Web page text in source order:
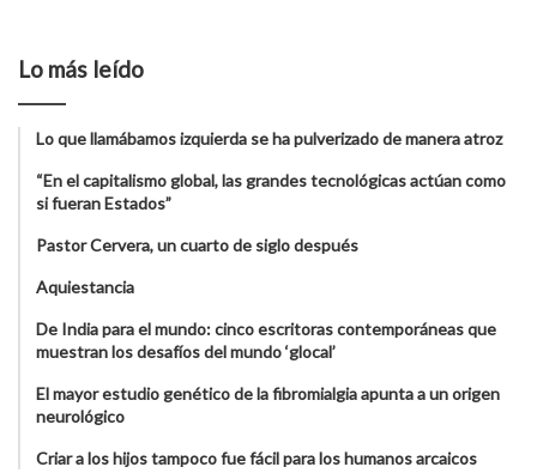
Lo más leído
Lo que llamábamos izquierda se ha pulverizado de manera atroz
“En el capitalismo global, las grandes tecnológicas actúan como
si fueran Estados”
Pastor Cervera, un cuarto de siglo después
Aquiestancia
De India para el mundo: cinco escritoras contemporáneas que
muestran los desafíos del mundo ‘glocal’
El mayor estudio genético de la fibromialgia apunta a un origen
neurológico
Criar a los hijos tampoco fue fácil para los humanos arcaicos